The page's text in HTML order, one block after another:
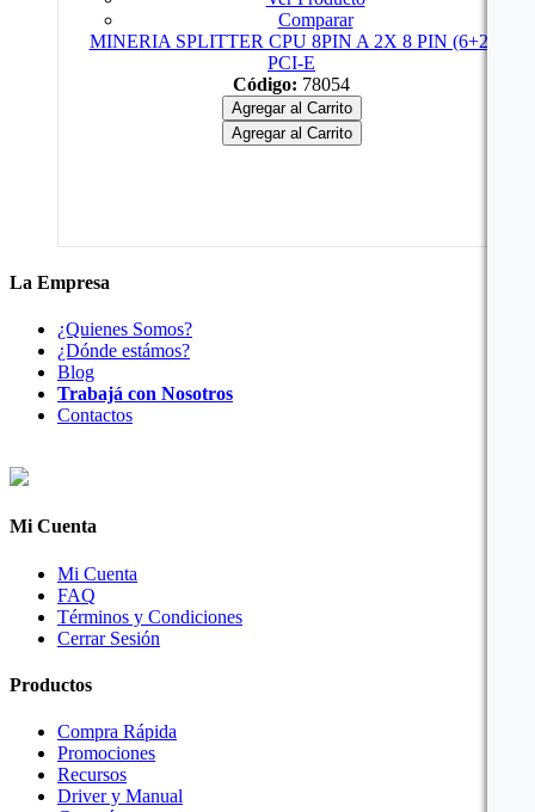
Comparar
MINERIA SPLITTER CPU 8PIN A 2X 8 PIN (6+2)
PCI-E
Código: 78054
Agregar al Carrito
Agregar al Carrito
La Empresa
¿Quienes Somos?
¿Dónde estámos?
Blog
Trabajá con Nosotros
Contactos
Mi Cuenta
Mi Cuenta
FAQ
Términos y Condiciones
Cerrar Sesión
Productos
Compra Rápida
Promociones
Recursos
Driver y Manual